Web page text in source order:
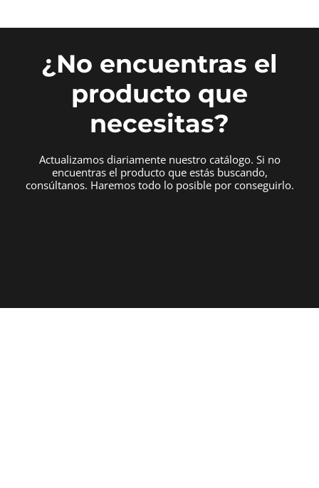
¿No encuentras el
producto que
necesitas?
Actualizamos diariamente nuestro catálogo. Si no
encuentras el producto que estás buscando,
consúltanos. Haremos todo lo posible por conseguirlo.